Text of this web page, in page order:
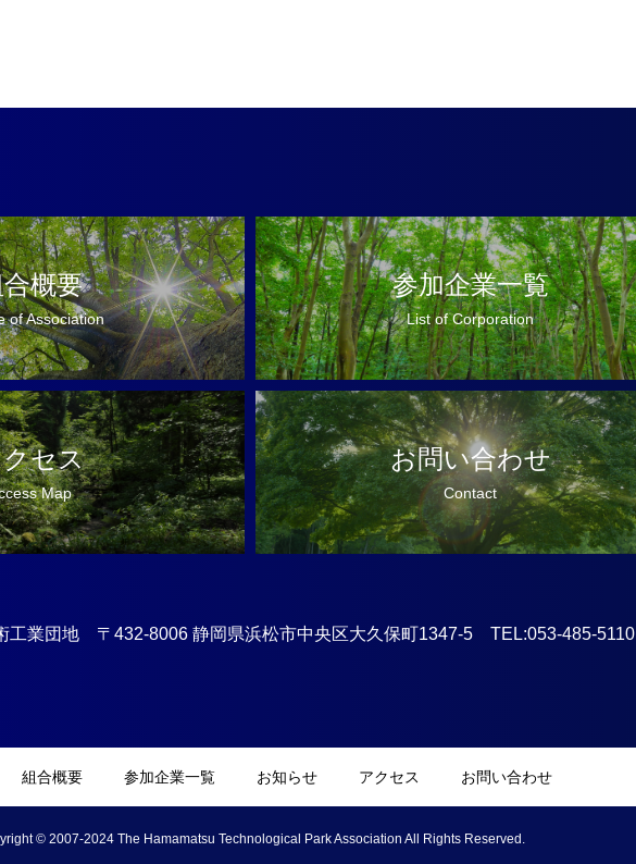
概要
of Association
参加企業一覧
List of Corporation
セス
Map
お問い合わせ
Contact
工業団地 〒432-8006 静岡県浜松市中央区大久保町1347-5 TEL:053-485-5110
組合概要 参加企業一覧 お知らせ アクセス お問い合わせ
© 2007-2024 The Hamamatsu Technological Park Association All Rights Reserved.